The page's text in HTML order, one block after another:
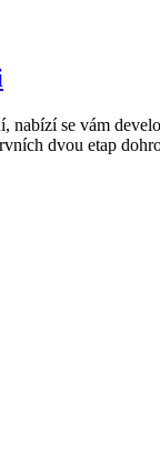
se vám
dvou etap